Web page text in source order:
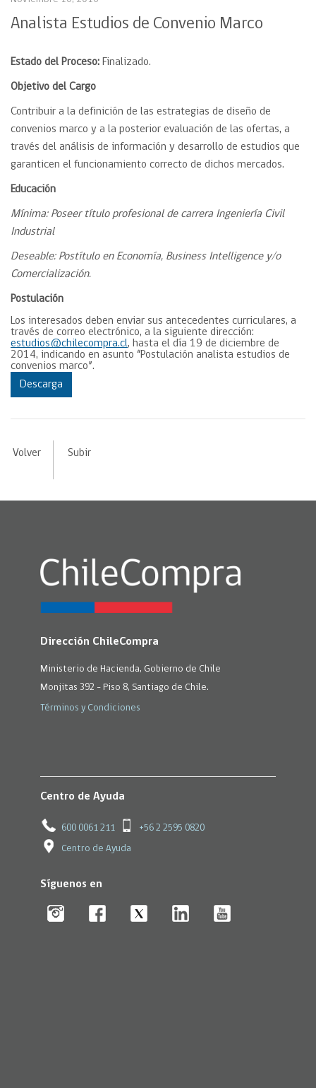
Analista Estudios de Convenio Marco
Estado del Proceso: Finalizado.
Objetivo del Cargo
Contribuir a la definición de las estrategias de diseño de
convenios marco y a la posterior evaluación de las ofertas, a
través del análisis de información y desarrollo de estudios que
garanticen el funcionamiento correcto de dichos mercados.
Educación
Mínima: Poseer título profesional de carrera Ingeniería Civil
Industrial
Deseable: Postítulo en Economía, Business Intelligence y/o
Comercialización.
Postulación
Los interesados deben enviar sus antecedentes curriculares, a
través de correo electrónico, a la siguiente dirección:
estudios@chilecompra.cl, hasta el día 19 de diciembre de
2014, indicando en asunto “Postulación analista estudios de
convenios marco”.
Descarga
Volver Subir
Dirección ChileCompra
Ministerio de Hacienda, Gobierno de Chile
Monjitas 392 - Piso 8, Santiago de Chile.
Términos y Condiciones
Centro de Ayuda
600 0061 211 +56 2 2595 0820
Centro de Ayuda
Síguenos en